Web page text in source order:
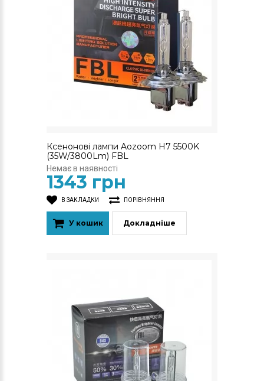
Ксенонові лампи Aozoom H7 5500K
(35W/3800Lm) FBL
Немає в наявності
1343 грн
В ЗАКЛАДКИ ПОРІВНЯННЯ
У кошик Докладніше